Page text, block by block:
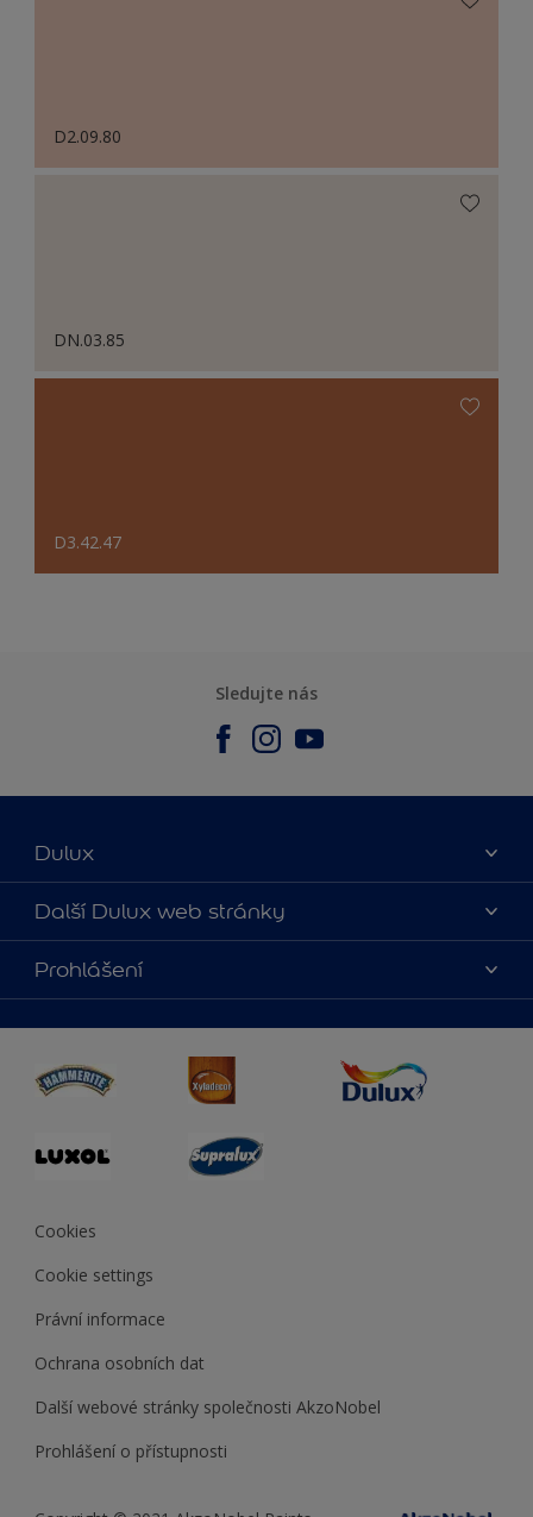
D2.09.80
DN.03.85
D3.42.47
Sledujte nás
Dulux
O nás
Kontaktujte nás
Najít obchod
Další Dulux web stránky
duluxmalir.cz
duluxmaliar.sk
duluxprodejnabarev.cz
duluxpredajnafarieb.sk
Prohlášení
Cookies
Cookie settings
Právní informace
Ochrana osobních dat
Další webové stránky společnosti AkzoNobel
Prohlášení o přístupnosti